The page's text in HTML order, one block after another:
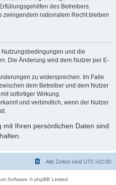
des Betreibers.
zwingendem nationalem Recht bleiben
und die
Die Änderung wird dem Nutzer per E-
zu widersprechen. Im Falle
dem Betreiber und dem Nutzer
sofortiger Wirkung.
und verbindlich, wenn der Nutzer
Ihren persönlichen Daten sind
Alle Zeiten sind UTC+02:00
Software © phpBB Limited